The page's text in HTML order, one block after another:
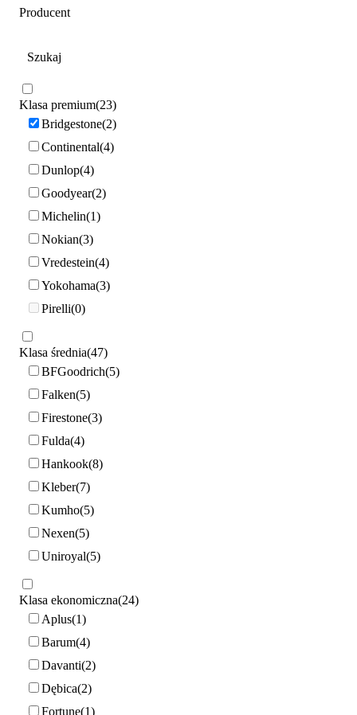
Producent
Klasa premium 23
Bridgestone 2
Continental 4
Dunlop 4
Goodyear 2
Michelin 1
Nokian 3
Vredestein 4
Yokohama 3
Pirelli 0
Klasa średnia 47
BFGoodrich 5
Falken 5
Firestone 3
Fulda 4
Hankook 8
Kleber 7
Kumho 5
Nexen 5
Uniroyal 5
Klasa ekonomiczna 24
Aplus 1
Barum 4
Davanti 2
Dębica 2
Fortune 1